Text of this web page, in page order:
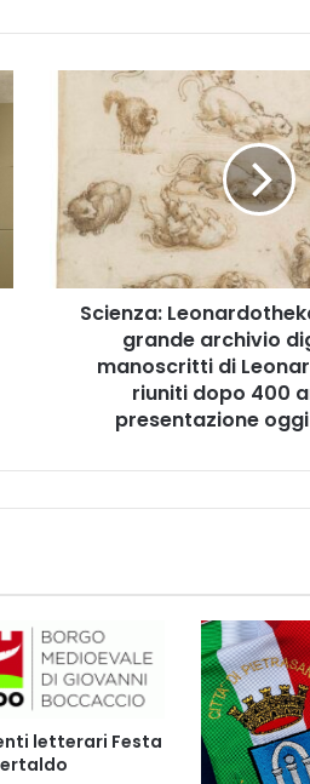
L
h
a
o
n
l
n
e
Scienza:
grande archivio
manoscritti di
riuniti dopo 400
presentazione
letterari Festa